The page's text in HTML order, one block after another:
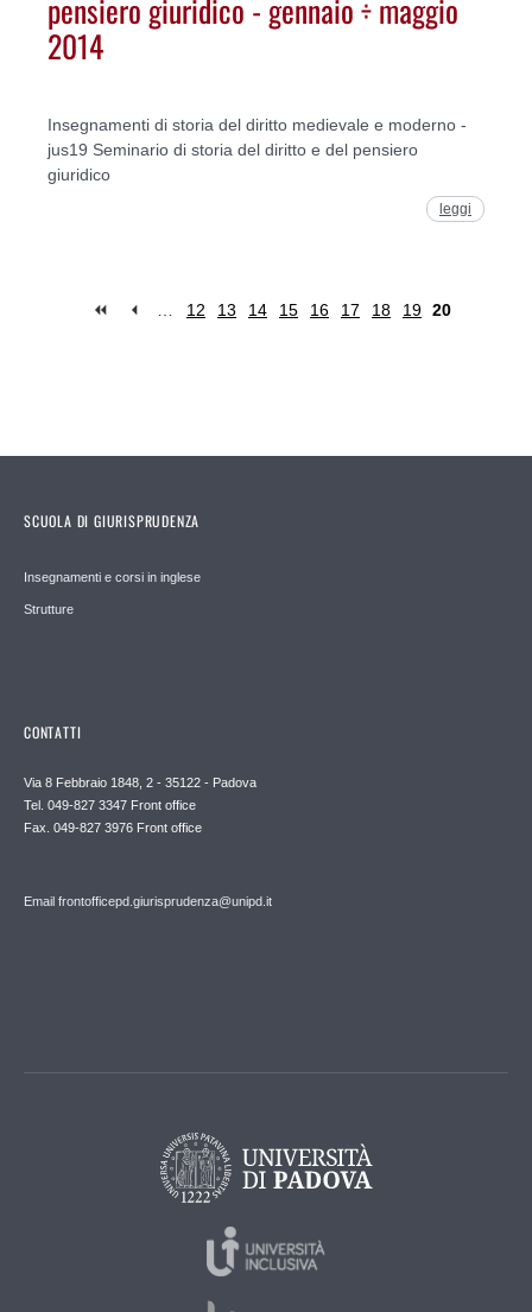
pensiero giuridico - gennaio ÷ maggio
2014
Insegnamenti di storia del diritto medievale e moderno -
jus19 Seminario di storia del diritto e del pensiero
giuridico
leggi
12 13 14 15 16 17 18 19 20
SCUOLA DI GIURISPRUDENZA
Insegnamenti e corsi in inglese
Strutture
CONTATTI
Via 8 Febbraio 1848, 2 - 35122 - Padova
Tel. 049-827 3347 Front office
Fax. 049-827 3976 Front office
Email frontofficepd.giurisprudenza@unipd.it